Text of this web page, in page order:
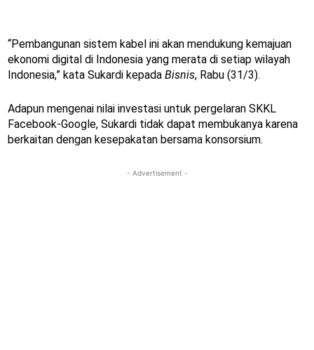
“Pembangunan sistem kabel ini akan mendukung kemajuan
ekonomi digital di Indonesia yang merata di setiap wilayah
Indonesia,” kata Sukardi kepada Bisnis, Rabu (31/3).
Adapun mengenai nilai investasi untuk pergelaran SKKL
Facebook-Google, Sukardi tidak dapat membukanya karena
berkaitan dengan kesepakatan bersama konsorsium.
- Advertisement -